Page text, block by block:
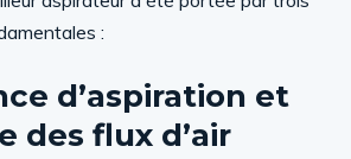
:
d’aspiration et
des flux d’air